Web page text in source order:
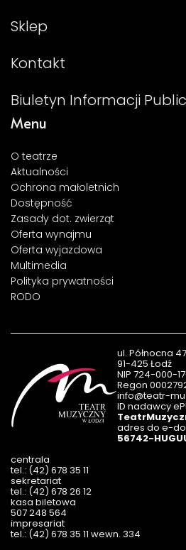
Sklep
Kontakt
Biuletyn Informacji
Menu
O teatrze
Aktualności
Ochrona małoletnich
Dostępność
Zasady dot. zwierząt
Oferta wynajmu
Oferta wyjazdowa
Multimedia
Polityka prywatności
RODO
ul. Północna
91-425 Łodź
NIP 724-000-
Regon
info@teatr-
ID nadawcy
adres do e-
56742-
centrala
tel.: (42) 678 35 11
sekretariat
tel.: (42) 678 26 12
kasa biletowa
507 248 564
impresariat
tel.: (42) 678 35 11 wewn. 334